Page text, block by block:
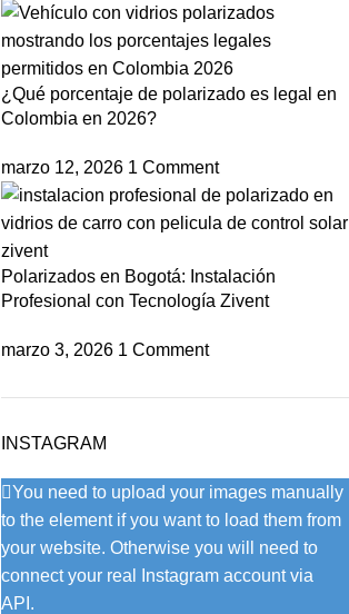
¿Qué porcentaje de polarizado es legal en
Colombia en 2026?
marzo 12, 2026 1 Comment
Polarizados en Bogotá: Instalación
Profesional con Tecnología Zivent
marzo 3, 2026 1 Comment
INSTAGRAM
You need to upload your images manually
to the element if you want to load them from
your website. Otherwise you will need to
connect your real Instagram account via
API.